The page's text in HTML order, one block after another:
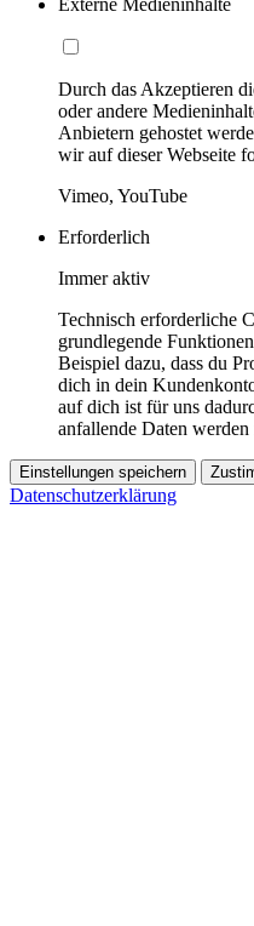
Durch das Akzeptieren
oder andere
Anbietern gehostet
wir auf dieser Webseite
Vimeo, YouTube
Erforderlich
Immer aktiv
Technisch erforderliche
grundlegende
Beispiel dazu, dass du
dich in dein
auf dich ist für uns
anfallende Daten
Einstellungen speichern
Datenschutzerklärung